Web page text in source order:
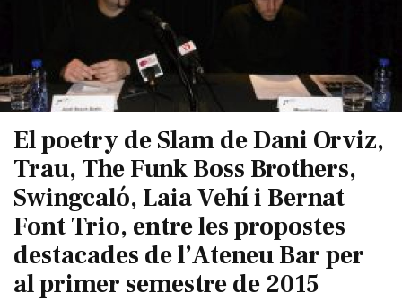
El poetry de Slam de Dani Orviz,
Trau, The Funk Boss Brothers,
Swingcaló, Laia Vehí i Bernat
Font Trio, entre les propostes
destacades de l’Ateneu Bar per
al primer semestre de 2015